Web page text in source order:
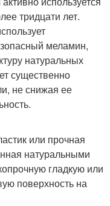
тридцати лет.
меламин,
натуральных
существенно
не снижая ее
или прочная
натуральными
гладкую или
поверхность на